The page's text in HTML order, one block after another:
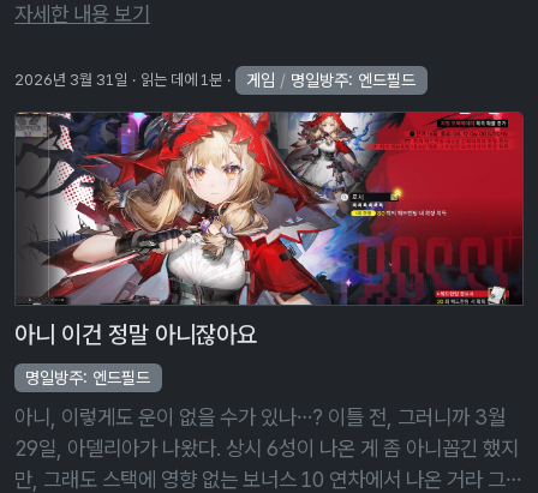
자세한 내용 보기
2026년 3월 31일 읽는 데에 1분 게임 / 명일방주: 엔드필드
아니 이건 정말 아니잖아요
명일방주: 엔드필드
아니, 이렇게도 운이 없을 수가 있나…? 이틀 전, 그러니까 3월
29일, 아델리아가 나왔다. 상시 6성이 나온 게 좀 아니꼽긴 했지
만, 그래도 스택에 영향 없는 보너스 10 연차에서 나온 거라 그냥